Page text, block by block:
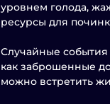
уровнем голода,
ресурсы для
Случайные события
как заброшенные
можно встретить